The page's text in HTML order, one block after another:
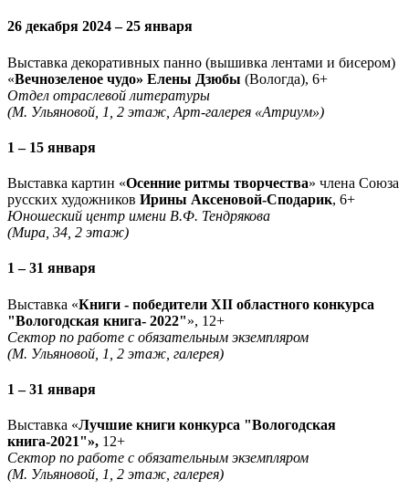
26 декабря 2024 – 25 января
Выставка декоративных панно (вышивка лентами и бисером)
«Вечнозеленое чудо» Елены Дзюбы (Вологда), 6+
Отдел отраслевой литературы
(М. Ульяновой, 1, 2 этаж, Арт-галерея «Атриум»)
1 – 15 января
Выставка картин «Осенние ритмы творчества» члена Союза
русских художников Ирины Аксеновой-Сподарик, 6+
Юношеский центр имени В.Ф. Тендрякова
(Мира, 34, 2 этаж)
1 – 31 января
Выставка «Книги - победители XII областного конкурса
"Вологодская книга- 2022"», 12+
Сектор по работе с обязательным экземпляром
(М. Ульяновой, 1, 2 этаж, галерея)
1 – 31 января
Выставка «Лучшие книги конкурса "Вологодская
книга-2021"», 12+
Сектор по работе с обязательным экземпляром
(М. Ульяновой, 1, 2 этаж, галерея)